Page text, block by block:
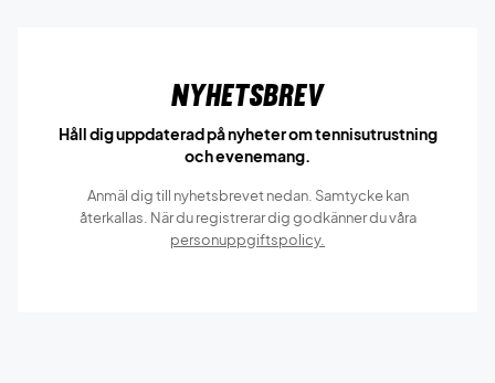
Nyhetsbrev
Håll dig uppdaterad på nyheter om tennisutrustning
och evenemang.
Anmäl dig till nyhetsbrevet nedan. Samtycke kan
återkallas. När du registrerar dig godkänner du våra
personuppgiftspolicy.